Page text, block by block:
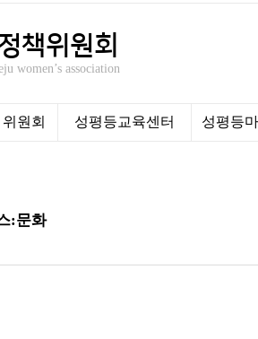
책위원회
women’s association
원회 성평등교육센터 성평등
:문화